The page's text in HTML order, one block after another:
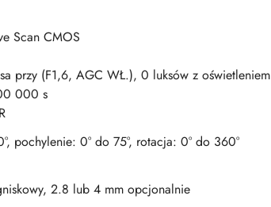
Scan CMOS
przy (F1,6, AGC WŁ.), 0 luksów z oświetleniem
000 s
pochylenie: 0° do 75°, rotacja: 0° do 360°
2.8 lub 4 mm opcjonalnie